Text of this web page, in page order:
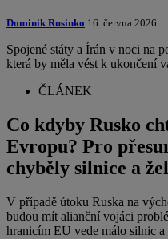
Dominik Rusinko 16. června 2026
Spojené státy a Írán v noci na
která by měla vést k ukončení
ČLÁNEK
Co kdyby Rusko
Evropu? Pro
chyběly silnice a
V případě útoku Ruska na
budou mít alianční vojáci
hranicím EU vede málo silnic